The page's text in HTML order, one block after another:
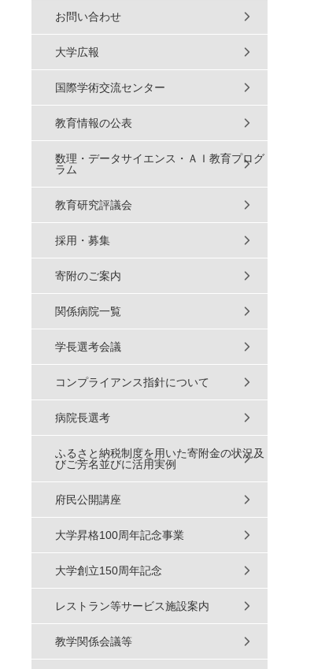
お問い合わせ
大学広報
国際学術交流センター
教育情報の公表
数理・データサイエンス・ＡＩ教育プログ
ラム
教育研究評議会
採用・募集
寄附のご案内
関係病院一覧
学長選考会議
コンプライアンス指針について
病院長選考
ふるさと納税制度を用いた寄附金の状況及
びご芳名並びに活用実例
府民公開講座
大学昇格100周年記念事業
大学創立150周年記念
レストラン等サービス施設案内
教学関係会議等